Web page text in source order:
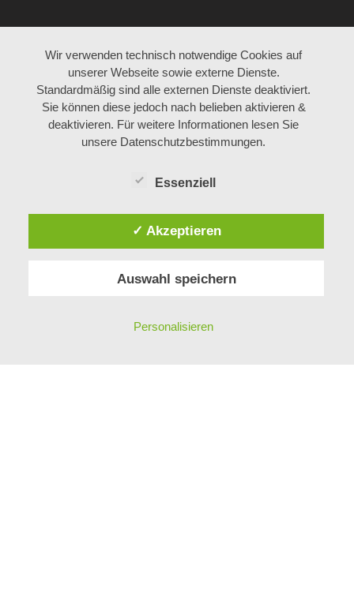
AKTUELL JOBANGEBOTE
ARBEITEN BEI BÖHM
Wir verwenden technisch notwendige Cookies auf
unserer Webseite sowie externe Dienste.
Standardmäßig sind alle externen Dienste deaktiviert.
Sie können diese jedoch nach belieben aktivieren &
deaktivieren. Für weitere Informationen lesen Sie
unsere Datenschutzbestimmungen.
Essenziell
✓ Akzeptieren
Auswahl speichern
Personalisieren